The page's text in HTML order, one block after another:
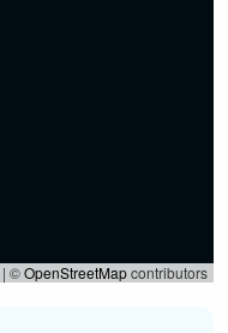
| ©OpenStreetMapcontributors